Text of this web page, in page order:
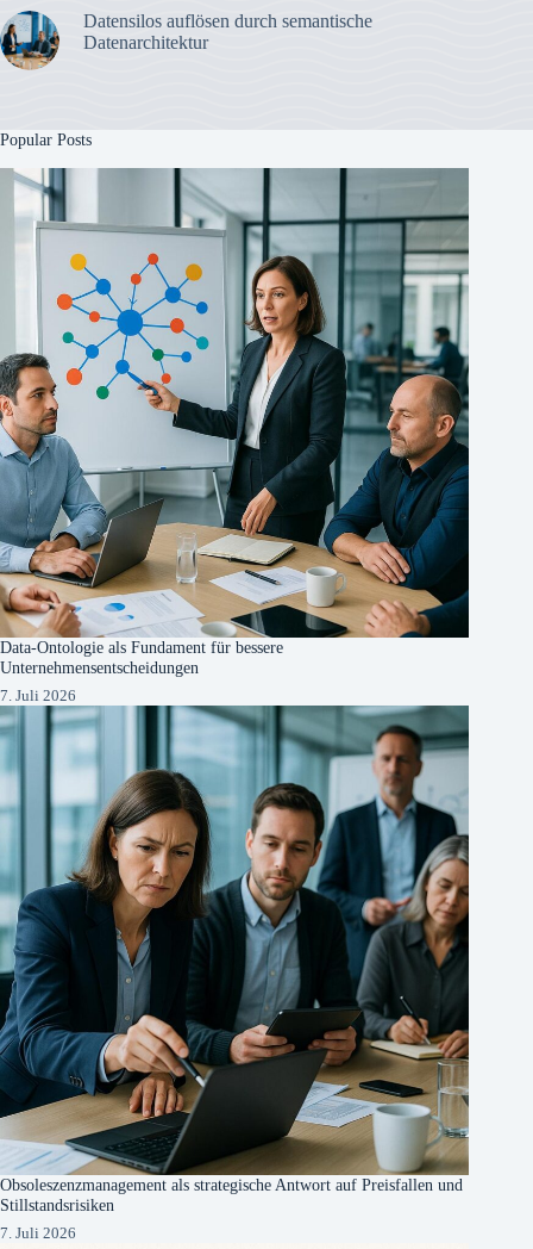
Datensilos auflösen durch semantische
Datenarchitektur
Popular Posts
Data-Ontologie als Fundament für bessere
Unternehmensentscheidungen
7. Juli 2026
Obsoleszenzmanagement als strategische Antwort auf Preisfallen und
Stillstandsrisiken
7. Juli 2026